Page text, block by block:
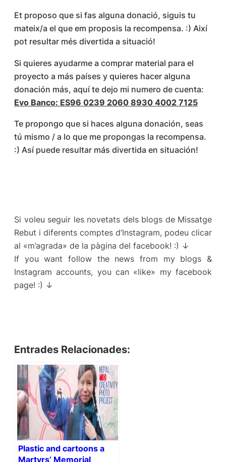
Et proposo que si fas alguna donació, siguis tu
mateix/a el que em proposis la recompensa. :) Així
pot resultar més divertida a situació!
Si quieres ayudarme a comprar material para el
proyecto a más países y quieres hacer alguna
donación más, aquí te dejo mi numero de cuenta:
Evo Banco: ES96 0239 2060 8930 4002 7125
Te propongo que si haces alguna donación, seas
tú mismo / a lo que me propongas la recompensa.
:) Así puede resultar más divertida en situación!
Si voleu seguir les novetats dels blogs de Missatge
Rebut i diferents comptes d’Instagram, podeu clicar
al «m’agrada» de la pàgina del facebook! :) ↓
If you want follow the news from my blogs &
Instagram accounts, you can «like» my facebook
page! :) ↓
Entrades Relacionades:
Plastic and cartoons a
Martyrs’ Memorial